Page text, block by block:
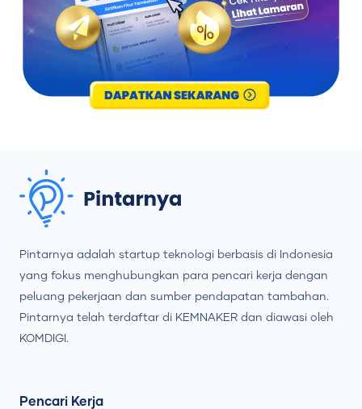
Pintarnya adalah startup teknologi berbasis di Indonesia
yang fokus menghubungkan para pencari kerja dengan
peluang pekerjaan dan sumber pendapatan tambahan.
Pintarnya telah terdaftar di KEMNAKER dan diawasi oleh
KOMDIGI.
Pencari Kerja